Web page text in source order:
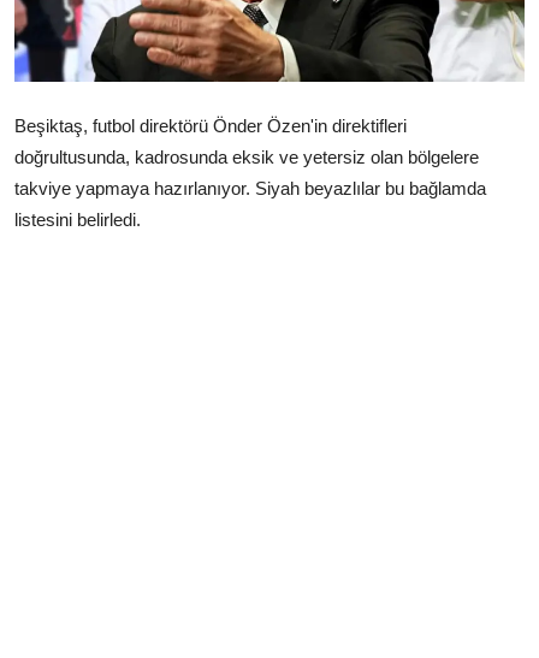
Beşiktaş, futbol direktörü Önder Özen'in direktifleri
doğrultusunda, kadrosunda eksik ve yetersiz olan bölgelere
takviye yapmaya hazırlanıyor. Siyah beyazlılar bu bağlamda
listesini belirledi.